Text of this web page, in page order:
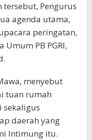
Pengurus
agenda utama,
peringatan,
PB PGRI,
menyebut
tuan rumah
sekaligus
daerah yang
Intimung itu.